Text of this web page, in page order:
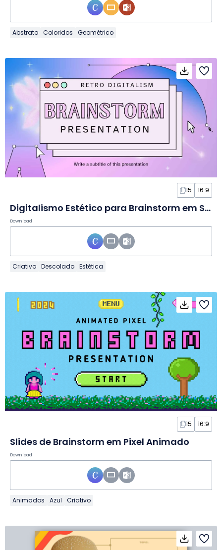
Abstrato Coloridos Geométrico
15 16:9
Digitalismo Estético para Brainstorm em Slides
Download
Criativo Descolado Estética
15 16:9
Slides de Brainstorm em Pixel Animado
Download
Animados Azul Criativo